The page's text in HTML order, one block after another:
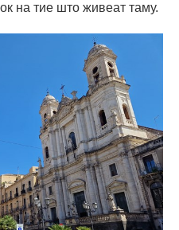
на тие што живеат таму.